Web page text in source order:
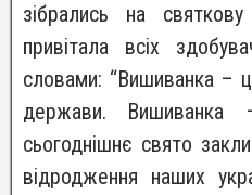
зібрались на
привітала всіх
словами: “Вишиванка –
держави.
сьогоднішнє свято
відродження наших